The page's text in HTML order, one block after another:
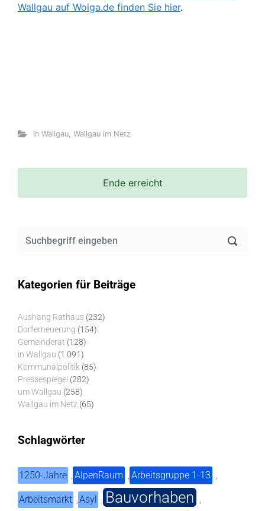
Wallgau auf Woiga.de finden Sie hier.
in Wallgau, Wallgau im Netz
Ende erreicht
Kategorien für Beiträge
Aushang Rathaus (232)
Dorferneuerung (154)
Gemeinderat (128)
in Wallgau (1.091)
Kommunalpolitik (85)
Pressespiegel (282)
um Wallgau (258)
Wallgau im Netz (65)
Schlagwörter
1250-Jahre , AlpenRaum , Arbeitsgruppe 1-13 ,
Arbeitsmarkt ,Asyl , Bauvorhaben ,